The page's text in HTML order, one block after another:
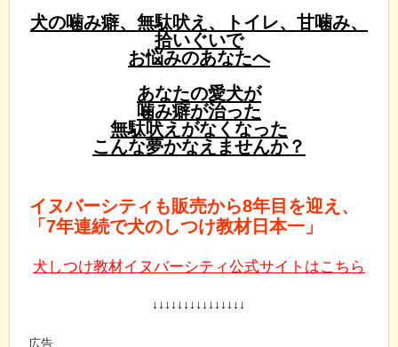
犬の噛み癖、無駄吠え、トイレ、甘噛み、
拾いぐいで
お悩みのあなたへ
あなたの愛犬が
噛み癖が治った
無駄吠えがなくなった
こんな夢かなえませんか？
イヌバーシティも販売から8年目を迎え、
「7年連続で犬のしつけ教材日本一」
犬しつけ教材イヌバーシティ公式サイトはこちら
↓↓↓↓↓↓↓↓↓↓↓↓↓↓↓
広告